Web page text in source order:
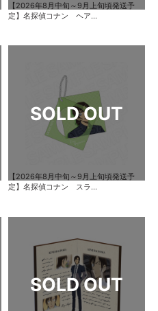
【2026年8月中旬～9月上旬頃発送予
定】名探偵コナン ヘア...
【2026年8月中旬～9月上旬頃発送予
定】名探偵コナン スラ...